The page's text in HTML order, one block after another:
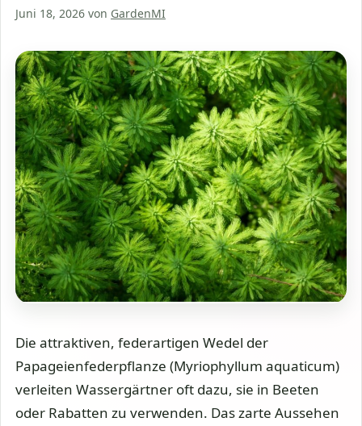
Juni 18, 2026 von GardenMI
Die attraktiven, federartigen Wedel der
Papageienfederpflanze (Myriophyllum aquaticum)
verleiten Wassergärtner oft dazu, sie in Beeten
oder Rabatten zu verwenden. Das zarte Aussehen